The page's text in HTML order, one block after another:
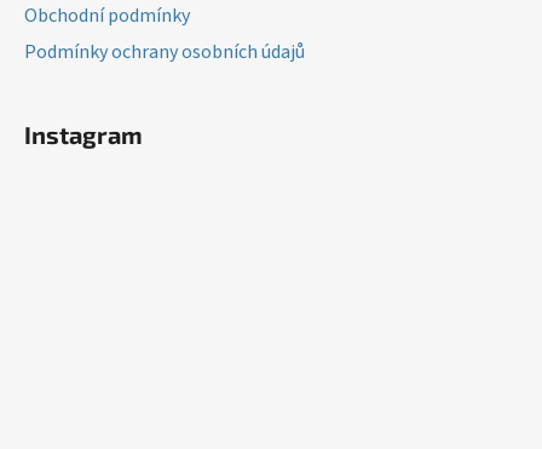
Obchodní podmínky
Podmínky ochrany osobních údajů
Instagram